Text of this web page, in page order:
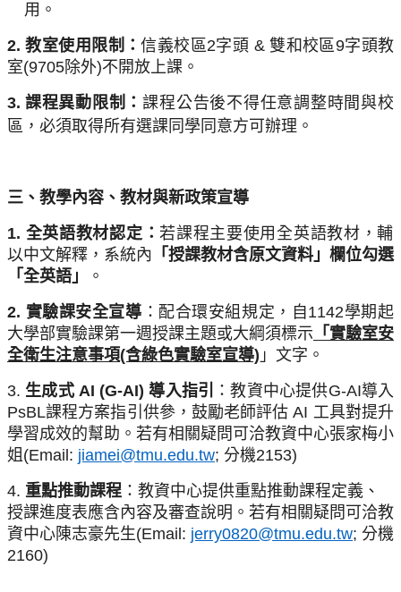
用。
2.教室使用限制：信義校區2字頭 & 雙和校區9字頭教
室(9705除外)不開放上課。
3. 課程異動限制：課程公告後不得任意調整時間與校
區， 必須取得所有選課同學同意方可辦理。
三、教學內容、教材與新政策宣導
1. 全英語教材認定：若課程主要使用全英語教材，輔
以中文解釋，系統內 「授課教材含原文資料」欄位勾選
「全英語」
。
2. 實驗課安全宣導 ：配合環安組規定，自1142學期起
大學部實驗課第一週授課主題或大綱須標示 「實驗室安
全衛生注意事項(含綠色實驗室宣導) 」文字。
3. 生成式 AI (G-AI) 導入指引
：教資中心提供G-AI導入
PsBL課程方案指引供參，鼓勵老師評估 AI 工具對提升
學習成效的幫助。 若有相關疑問可洽教資中心張家梅小
姐(Email: jiamei@tmu.edu.tw; 分機2153)
4. 重點推動課程 ：教資中心提供重點推動課程定義、
授課進度表應含內容及審查說明。 若有相關疑問可洽教
資中心陳志豪先生(Email: jerry0820@tmu.edu.tw; 分機
2160)